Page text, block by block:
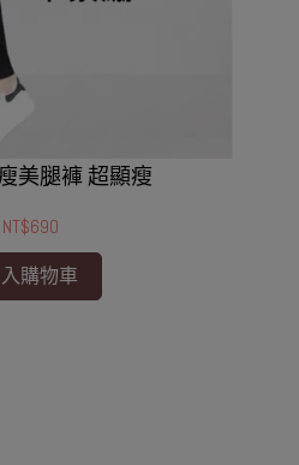
美腿褲 超顯瘦
NT$690
購物車